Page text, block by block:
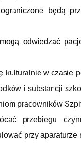
będą
odwiedzać
kulturalnie w czasie
i substancji
pracowników
przebiegu
przy